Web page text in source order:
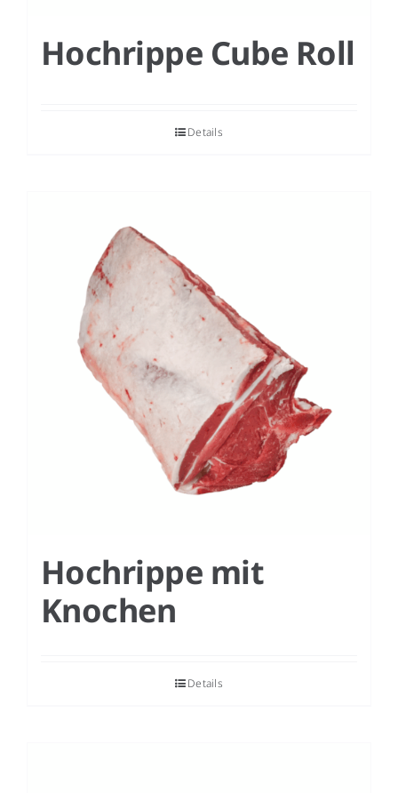
Hochrippe Cube Roll
Details
Hochrippe mit
Knochen
Details